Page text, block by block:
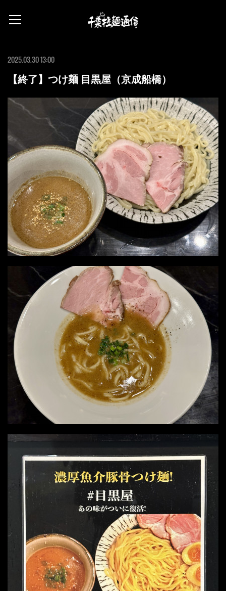
2025.03.30 13:00
【終了】つけ麺 目黒屋（京成船橋）